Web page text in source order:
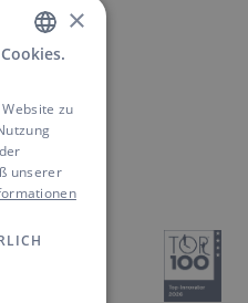
GERMAN
ENGLISH
×
zu
unserer